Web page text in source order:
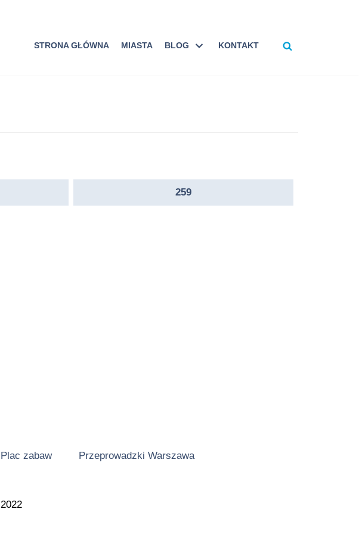
STRONA GŁÓWNA MIASTA BLOG KONTAKT
259
Plac zabaw Przeprowadzki Warszawa
2022